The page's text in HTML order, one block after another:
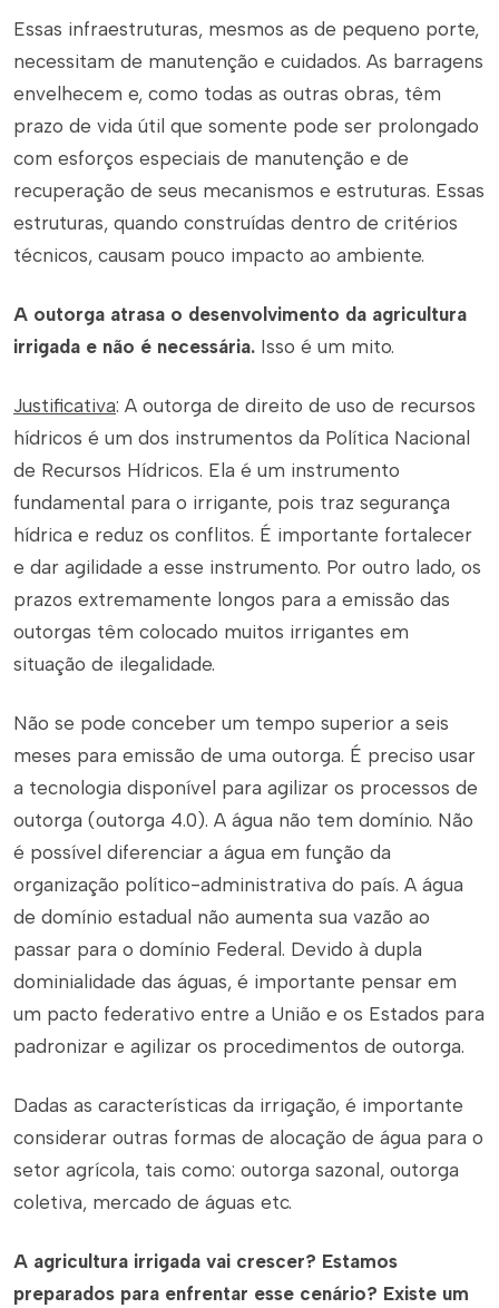
Essas infraestruturas, mesmos as de pequeno porte,
necessitam de manutenção e cuidados. As barragens
envelhecem e, como todas as outras obras, têm
prazo de vida útil que somente pode ser prolongado
com esforços especiais de manutenção e de
recuperação de seus mecanismos e estruturas. Essas
estruturas, quando construídas dentro de critérios
técnicos, causam pouco impacto ao ambiente.
A outorga atrasa o desenvolvimento da agricultura
irrigada e não é necessária. Isso é um mito.
Justificativa: A outorga de direito de uso de recursos
hídricos é um dos instrumentos da Política Nacional
de Recursos Hídricos. Ela é um instrumento
fundamental para o irrigante, pois traz segurança
hídrica e reduz os conflitos. É importante fortalecer
e dar agilidade a esse instrumento. Por outro lado, os
prazos extremamente longos para a emissão das
outorgas têm colocado muitos irrigantes em
situação de ilegalidade.
Não se pode conceber um tempo superior a seis
meses para emissão de uma outorga. É preciso usar
a tecnologia disponível para agilizar os processos de
outorga (outorga 4.0). A água não tem domínio. Não
é possível diferenciar a água em função da
organização político-administrativa do país. A água
de domínio estadual não aumenta sua vazão ao
passar para o domínio Federal. Devido à dupla
dominialidade das águas, é importante pensar em
um pacto federativo entre a União e os Estados para
padronizar e agilizar os procedimentos de outorga.
Dadas as características da irrigação, é importante
considerar outras formas de alocação de água para o
setor agrícola, tais como: outorga sazonal, outorga
coletiva, mercado de águas etc.
A agricultura irrigada vai crescer? Estamos
preparados para enfrentar esse cenário? Existe um